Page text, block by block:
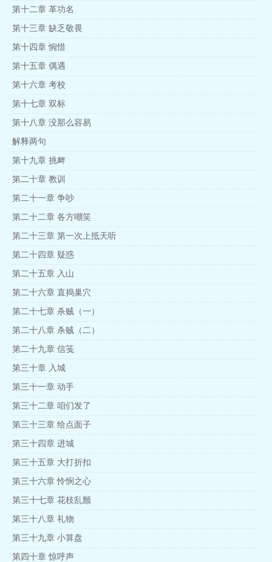
第十二章 革功名
第十三章 缺乏敬畏
第十四章 惋惜
第十五章 偶遇
第十六章 考校
第十七章 双标
第十八章 没那么容易
解释两句
第十九章 挑衅
第二十章 教训
第二十一章 争吵
第二十二章 各方嘲笑
第二十三章 第一次上抵天听
第二十四章 疑惑
第二十五章 入山
第二十六章 直捣巢穴
第二十七章 杀贼（一）
第二十八章 杀贼（二）
第二十九章 信笺
第三十章 入城
第三十一章 动手
第三十二章 咱们发了
第三十三章 给点面子
第三十四章 进城
第三十五章 大打折扣
第三十六章 怜悯之心
第三十七章 花枝乱颤
第三十八章 礼物
第三十九章 小算盘
第四十章 惊呼声